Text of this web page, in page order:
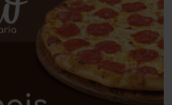
(59)
(27)